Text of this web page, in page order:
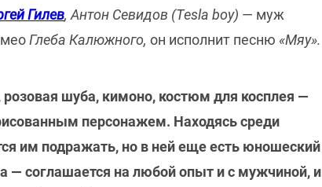
Гилев, Антон Севидов (Tesla boy) — муж
Глеба Калюжного, он исполнит песню «Мяу».
шуба, кимоно, костюм для косплея —
персонажем. Находясь среди
им подражать, но в ней еще есть юношеский
— соглашается на любой опыт и с мужчиной, и